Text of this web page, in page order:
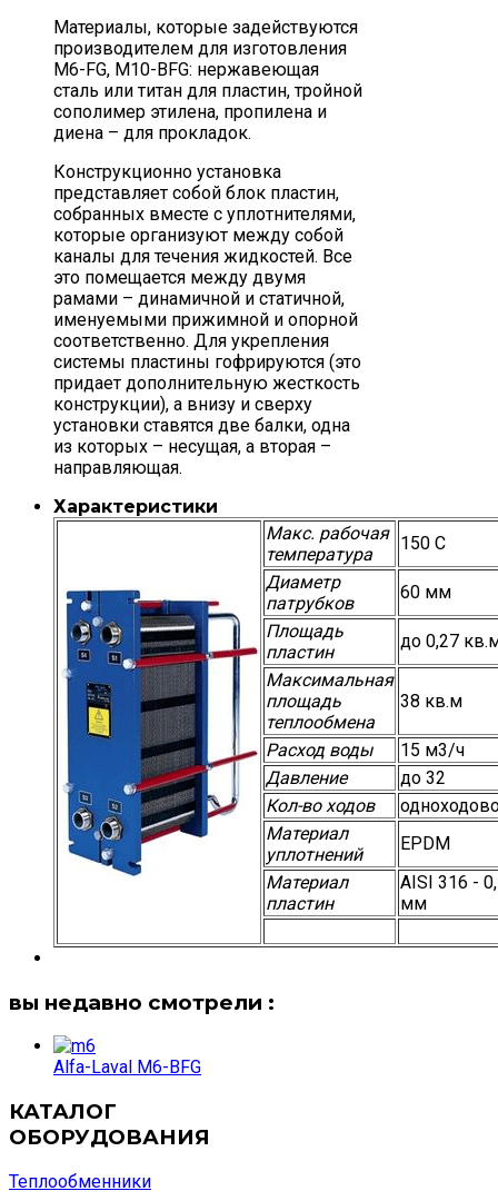
Материалы, которые задействуются
производителем для изготовления
M6-FG, M10-BFG: нержавеющая
сталь или титан для пластин, тройной
сополимер этилена, пропилена и
диена – для прокладок.
Конструкционно установка
представляет собой блок пластин,
собранных вместе с уплотнителями,
которые организуют между собой
каналы для течения жидкостей. Все
это помещается между двумя
рамами – динамичной и статичной,
именуемыми прижимной и опорной
соответственно. Для укрепления
системы пластины гофрируются (это
придает дополнительную жесткость
конструкции), а внизу и сверху
установки ставятся две балки, одна
из которых – несущая, а вторая –
направляющая.
Характеристики
Макс. рабочая
температура
150 С
Диаметр
патрубков
60 мм
Площадь
пластин
до 0,27
Максимальная
площадь
теплообмена
38 кв.м
Расход воды
15 м3/ч
Давление
до 32
Кол-во ходов
Материал
уплотнений
EPDM
Материал
пластин
AISI 316 -
мм
вы недавно смотрели :
Alfa-Laval M6-BFG
КАТАЛОГ
ОБОРУДОВАНИЯ
Теплообменники